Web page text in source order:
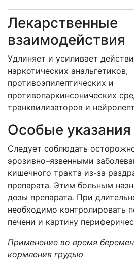
Лекарственные
взаимодействия
Удлиняет и усиливает
наркотических анальгетиков,
противоэпилептических и
противопаркинсонических
транквилизаторов и
Особые указания
Следует соблюдать
эрозивно–язвенными
кишечного тракта из-за
препарата. Этим больным
дозы препарата. При
необходимо контролировать
печени и картину
Применение во время
кормления грудью